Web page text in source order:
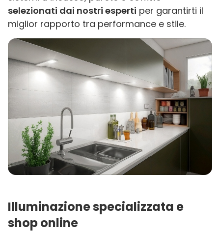
selezionati dai nostri esperti per garantirti il
miglior rapporto tra performance e stile.
Illuminazione specializzata e
shop online